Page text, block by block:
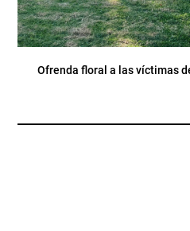
Ofrenda floral a las víctimas